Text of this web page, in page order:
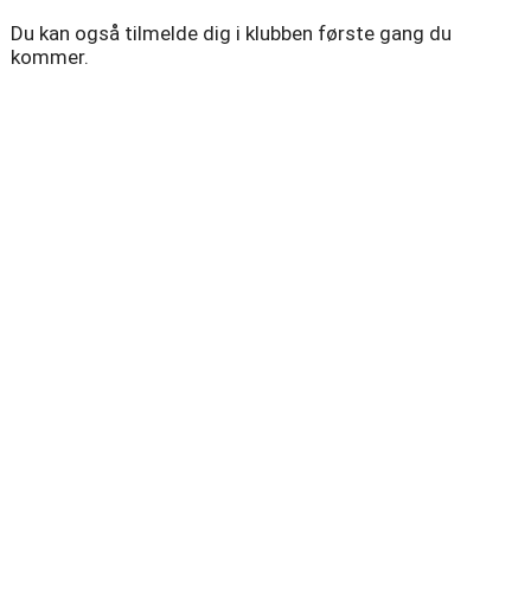
Du kan også tilmelde dig i klubben første gang du
kommer.